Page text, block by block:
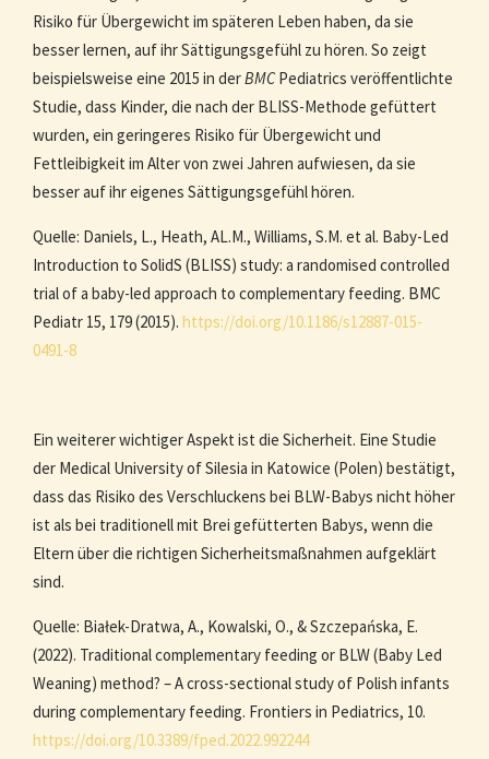
Risiko für Übergewicht im späteren Leben haben, da sie
besser lernen, auf ihr Sättigungsgefühl zu hören. So zeigt
beispielsweise eine 2015 in derBMCPediatrics veröffentlichte
Studie, dass Kinder, die nach der BLISS-Methode gefüttert
wurden, ein geringeres Risiko für Übergewicht und
Fettleibigkeit im Alter von zwei Jahren aufwiesen, da sie
besser auf ihr eigenes Sättigungsgefühl hören.
Quelle: Daniels, L., Heath, AL.M., Williams, S.M. et al. Baby-Led
Introduction to SolidS (BLISS) study: a randomised controlled
trial of a baby-led approach to complementary feeding. BMC
Pediatr 15, 179 (2015). https://doi.org/10.1186/s12887-015-
0491-8
Ein weiterer wichtiger Aspekt ist die Sicherheit. Eine Studie
der Medical University of Silesia in Katowice (Polen) bestätigt,
dass das Risiko des Verschluckens bei BLW-Babys nicht höher
ist als bei traditionell mit Brei gefütterten Babys, wenn die
Eltern über die richtigen Sicherheitsmaßnahmen aufgeklärt
sind.
Quelle: Białek-Dratwa, A., Kowalski, O., & Szczepańska, E.
(2022). Traditional complementary feeding or BLW (Baby Led
Weaning) method? – A cross-sectional study of Polish infants
during complementary feeding. Frontiers in Pediatrics, 10.
https://doi.org/10.3389/fped.2022.992244